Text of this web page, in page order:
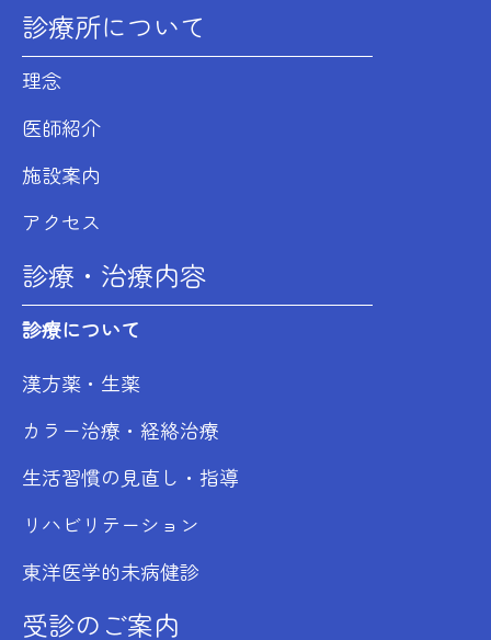
診療所について
理念
医師紹介
施設案内
アクセス
診療・治療内容
診療について
漢方薬・生薬
カラー治療・経絡治療
生活習慣の見直し・指導
リハビリテーション
東洋医学的未病健診
受診のご案内